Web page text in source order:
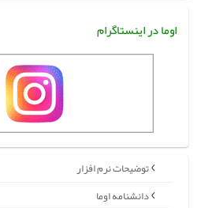
اوما در اینستاگرام
توضیحات نرم افزار
دانشنامه اوما